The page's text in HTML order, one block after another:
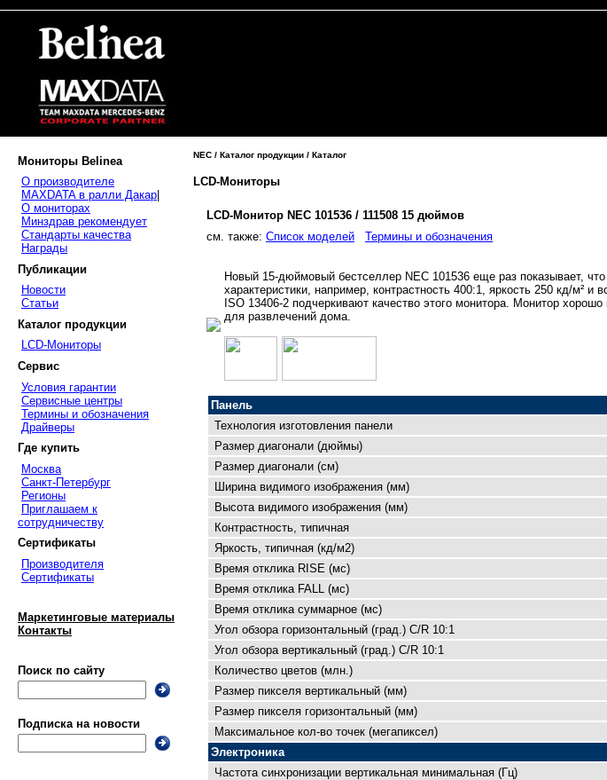
Мониторы Belinea
О производителе
MAXDATA в ралли Дакар
О мониторах
Минздрав рекомендует
Стандарты качества
Награды
Публикации
Новости
Статьи
Каталог продукции
LCD-Мониторы
Сервис
Условия гарантии
Сервисные центры
Термины и обозначения
Драйверы
Где купить
Москва
Санкт-Петербург
Регионы
Приглашаем к
сотрудничеству
Сертификаты
Производителя
Сертификаты
Маркетинговые материалы
Контакты
Поиск по сайту
Подписка на новости
NEC / Каталог продукции / Каталог
LCD-Мониторы
LCD-Монитор NEC 101536 / 111508 15 дюймов
cм. также: Список моделей Термины и обозначения
Новый 15-дюймовый бестселлер NEC 101536 еще раз показывает,
характеристики, например, контрастность 400:1, яркость 250 кд/м²
ISO 13406-2 подчеркивают качество этого монитора. Монитор
для развлечений дома.
Панель
Технология изготовления панели
Размер диагонали (дюймы)
Размер диагонали (см)
Ширина видимого изображения (мм)
Высота видимого изображения (мм)
Контрастность, типичная
Яркость, типичная (кд/м2)
Время отклика RISE (мс)
Время отклика FALL (мс)
Время отклика суммарное (мс)
Угол обзора горизонтальный (град.) C/R 10:1
Угол обзора вертикальный (град.) C/R 10:1
Количество цветов (млн.)
Размер пикселя вертикальный (мм)
Размер пикселя горизонтальный (мм)
Максимальное кол-во точек (мегапиксел)
Электроника
Частота синхронизации вертикальная минимальная (Гц)